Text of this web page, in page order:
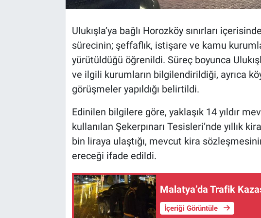
Ulukışla’ya bağlı Horozköy sınırları
sürecinin; şeffaflık, istişare ve kamu
yürütüldüğü öğrenildi. Süreç boyunca
ve ilgili kurumların bilgilendirildiği, ayrıca
görüşmeler yapıldığı belirtildi.
Edinilen bilgilere göre, yaklaşık 14 yıldır
kullanılan Şekerpınarı Tesisleri’nde yıllık
bin liraya ulaştığı, mevcut kira
ereceği ifade edildi.
Malatya’da Trafik
İçeriği Görüntüle